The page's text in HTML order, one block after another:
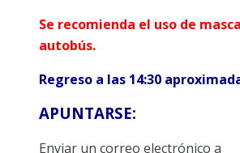
Se recomienda el uso de
autobús.
Regreso a las 14:30
APUNTARSE:
Enviar un correo electrónico a